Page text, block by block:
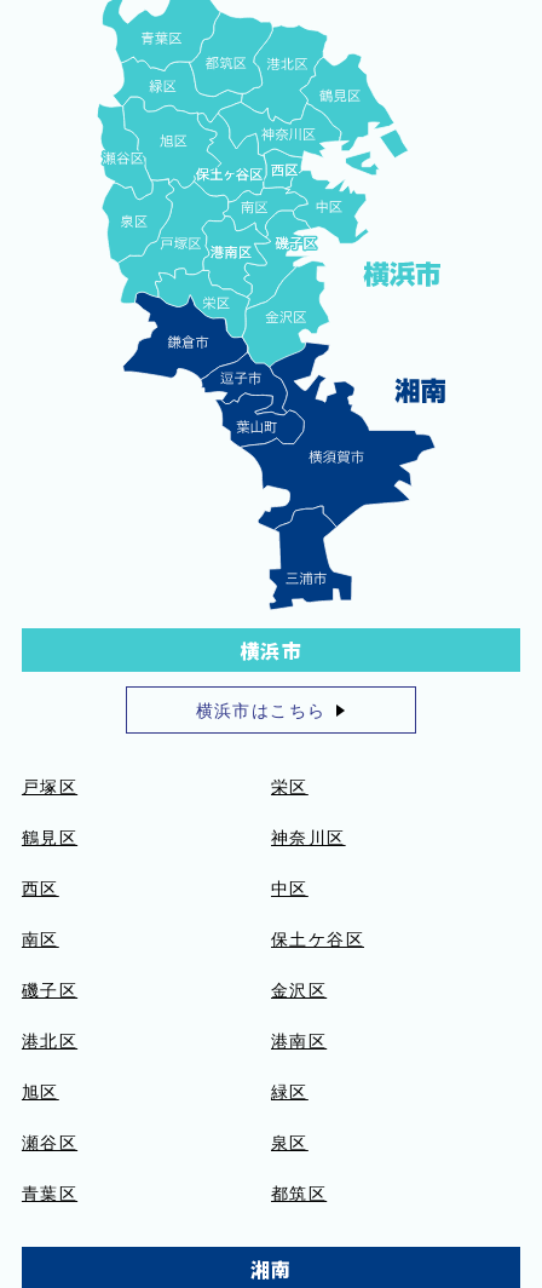
横浜市
横浜市はこちら
戸塚区 栄区
鶴見区 神奈川区
西区 中区
南区 保土ケ谷区
磯子区 金沢区
港北区 港南区
旭区 緑区
瀬谷区 泉区
青葉区 都筑区
湘南